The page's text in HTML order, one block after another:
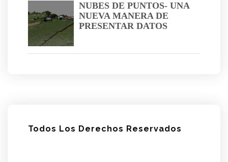
NUBES DE PUNTOS- UNA
NUEVA MANERA DE
PRESENTAR DATOS
Todos Los Derechos Reservados